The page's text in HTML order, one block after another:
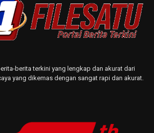
berita terkini yang lengkap dan akurat dari
yang dikemas dengan sangat rapi dan akurat.